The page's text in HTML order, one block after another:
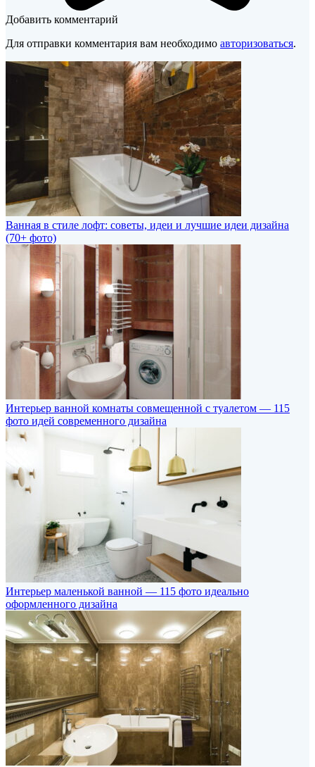
Добавить комментарий
Для отправки комментария вам необходимо авторизоваться.
Ванная в стиле лофт: советы, идеи и лучшие идеи дизайна
(70+ фото)
Интерьер ванной комнаты совмещенной с туалетом — 115
фото идей современного дизайна
Интерьер маленькой ванной — 115 фото идеально
оформленного дизайна